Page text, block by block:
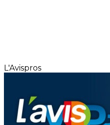
L'Avispros